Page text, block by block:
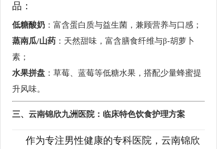
品：
低糖酸奶 ：富含蛋白质与益生菌，兼顾营养与口感；
蒸南瓜/山药 ：天然甜味，富含膳食纤维与β-胡萝卜
素；
水果拼盘 ：草莓、蓝莓等低糖水果，搭配少量蜂蜜提
升风味。
三、云南锦欣九洲医院：临床特色饮食护理方案
作为专注男性健康的专科医院，云南锦欣